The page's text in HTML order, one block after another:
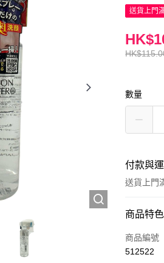
送貨上門
數量
付款與
送貨上門
付款方式
信用卡
商品特色
商品編號
512522